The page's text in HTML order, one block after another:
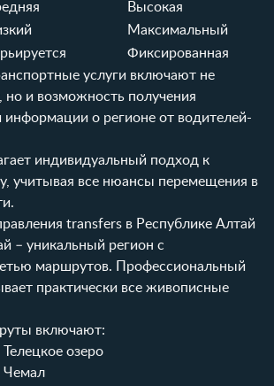
Высокая
Максимальный
Фиксированная
услуги включают не
но и возможность получения
информации о регионе от водителей-
индивидуальный подход к
учитывая все нюансы перемещения в
transfers в Республике Алтай
– уникальный регион с
маршрутов. Профессиональный
практически все живописные
включают:
Телецкое озеро
Чемал